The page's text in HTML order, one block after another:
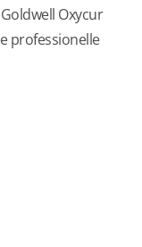
Oxycur
professionelle